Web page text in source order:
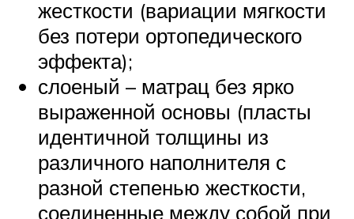
жесткости (вариации мягкости
без потери ортопедического
эффекта);
слоеный – матрац без ярко
выраженной основы (пласты
идентичной толщины из
различного наполнителя с
разной степенью жесткости,
соединенные между собой при